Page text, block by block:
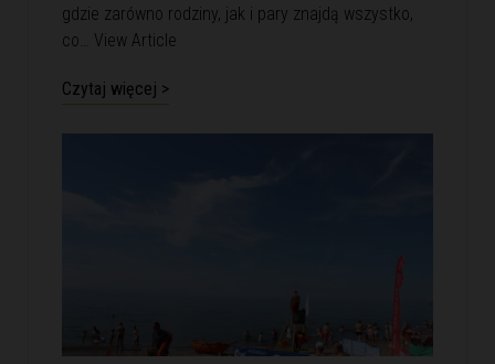
gdzie zarówno rodziny, jak i pary znajdą wszystko,
co… View Article
Czytaj więcej >